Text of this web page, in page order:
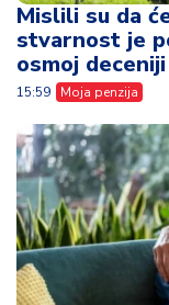
Mislili su da
stvarnost je
osmoj deceniji
15:59 Moja penzija